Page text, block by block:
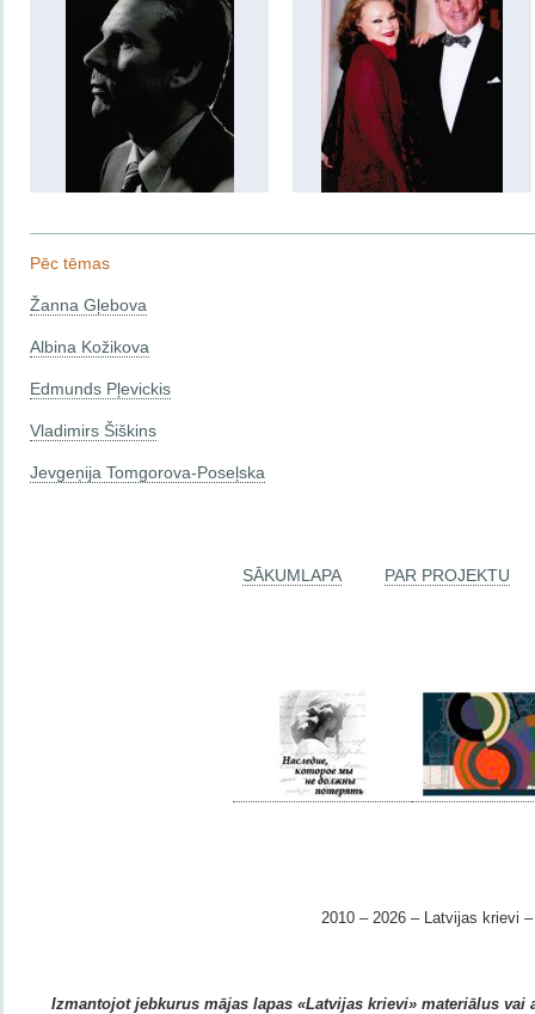
Pēc tēmas
Žanna Gļebova
Albina Kožikova
Edmunds Pļevickis
Vladimirs Šiškins
Jevgeņija Tomgorova-Poseļska
SĀKUMLAPA PAR PROJEKTU
2010 – 2026 – Latvijas krievi –
Izmantojot jebkurus mājas lapas «Latvijas krievi» materiālus